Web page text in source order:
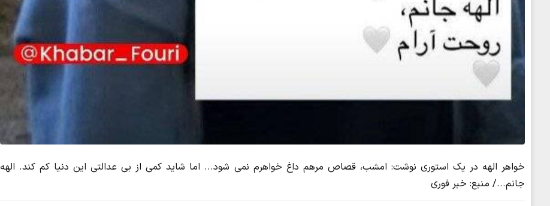
خواهر الهه در یک استوری نوشت: امشب، قصاص مرهم داغ خواهرم نمی شود... اما شاید کمی از بی عدالتی این دنیا کم کند. الهه
جانم.../ منبع: خبر فوری